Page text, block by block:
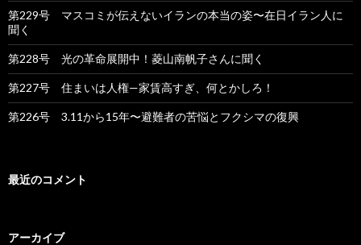
第229号 マスコミが伝えないイランの本当の姿〜在日イラン人に
聞く
第228号 光の革命展開中！菱山南帆子さんに聞く
第227号 住まいは人権—家賃高すぎ、何とかしろ！
第226号 3.11から15年〜避難者の苦悩とフクシマの復興
最近のコメント
アーカイブ